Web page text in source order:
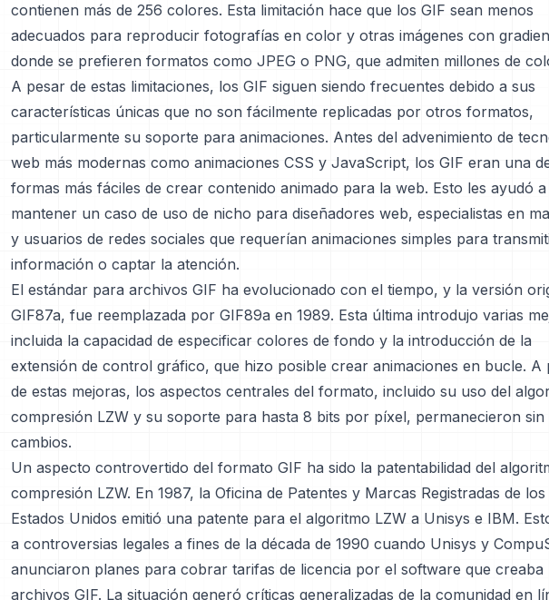
contienen más de 256 colores. Esta limitación hace que los GIF sean menos
adecuados para reproducir fotografías en color y otras imágenes con
donde se prefieren formatos como JPEG o PNG, que admiten millones de
A pesar de estas limitaciones, los GIF siguen siendo frecuentes debido a sus
características únicas que no son fácilmente replicadas por otros formatos,
particularmente su soporte para animaciones. Antes del advenimiento de
web más modernas como animaciones CSS y JavaScript, los GIF eran una
formas más fáciles de crear contenido animado para la web. Esto les ayudó a
mantener un caso de uso de nicho para diseñadores web, especialistas en
y usuarios de redes sociales que requerían animaciones simples para
información o captar la atención.
El estándar para archivos GIF ha evolucionado con el tiempo, y la versión
GIF87a, fue reemplazada por GIF89a en 1989. Esta última introdujo varias
incluida la capacidad de especificar colores de fondo y la introducción de la
extensión de control gráfico, que hizo posible crear animaciones en bucle. A
de estas mejoras, los aspectos centrales del formato, incluido su uso del
compresión LZW y su soporte para hasta 8 bits por píxel, permanecieron sin
cambios.
Un aspecto controvertido del formato GIF ha sido la patentabilidad del
compresión LZW. En 1987, la Oficina de Patentes y Marcas Registradas de los
Estados Unidos emitió una patente para el algoritmo LZW a Unisys e IBM.
a controversias legales a fines de la década de 1990 cuando Unisys y
anunciaron planes para cobrar tarifas de licencia por el software que creaba
archivos GIF. La situación generó críticas generalizadas de la comunidad en